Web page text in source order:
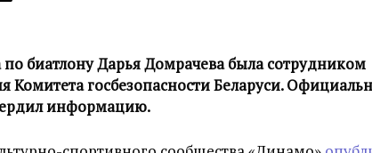
биатлону Дарья Домрачева была сотрудником
Комитета госбезопасности Беларуси.
информацию.